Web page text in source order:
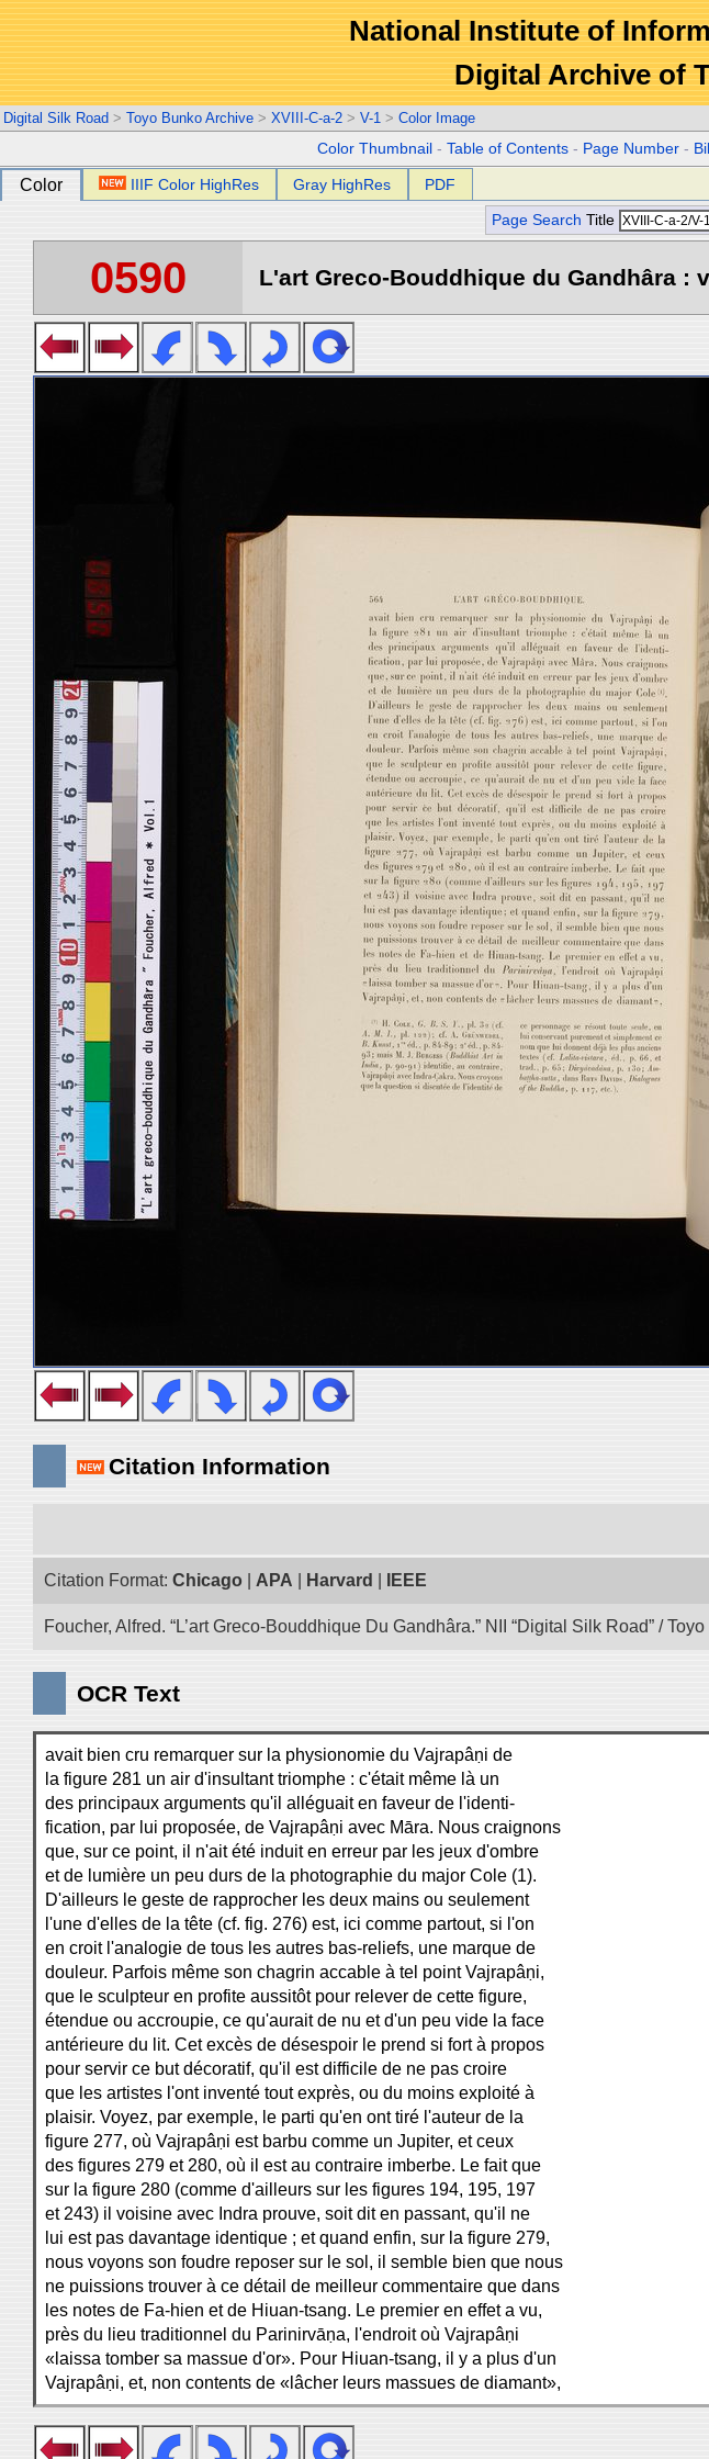
National Institute of
Digital Archive of
Digital Silk Road > Toyo Bunko Archive > XVIII-C-a-2 > V-1 > Color Image
Color Thumbnail -Table of Contents - Page Number -
Color IIIF Color HighRes Gray HighRes PDF
Page Search Title
0590 L'art Greco-Bouddhique du Gandhâra :
Citation Information
Citation Format: Chicago APA Harvard IEEE
Foucher, Alfred. “L’art Greco-Bouddhique Du Gandhâra.” NII “Digital Silk Road” /
OCR Text
avait bien cru remarquer sur la physionomie du Vajrapâṇi de
la figure 281 un air d'insultant triomphe : c'était même là un
des principaux arguments qu'il alléguait en faveur de l'identi-
fication, par lui proposée, de Vajrapâṇi avec Māra. Nous craignons
que, sur ce point, il n'ait été induit en erreur par les jeux d'ombre
et de lumière un peu durs de la photographie du major Cole (1).
D'ailleurs le geste de rapprocher les deux mains ou seulement
l'une d'elles de la tête (cf. fig. 276) est, ici comme partout, si l'on
en croit l'analogie de tous les autres bas-reliefs, une marque de
douleur. Parfois même son chagrin accable à tel point Vajrapâṇi,
que le sculpteur en profite aussitôt pour relever de cette figure,
étendue ou accroupie, ce qu'aurait de nu et d'un peu vide la face
antérieure du lit. Cet excès de désespoir le prend si fort à propos
pour servir ce but décoratif, qu'il est difficile de ne pas croire
que les artistes l'ont inventé tout exprès, ou du moins exploité à
plaisir. Voyez, par exemple, le parti qu'en ont tiré l'auteur de la
figure 277, où Vajrapâṇi est barbu comme un Jupiter, et ceux
des figures 279 et 280, où il est au contraire imberbe. Le fait que
sur la figure 280 (comme d'ailleurs sur les figures 194, 195, 197
et 243) il voisine avec Indra prouve, soit dit en passant, qu'il ne
lui est pas davantage identique ; et quand enfin, sur la figure 279,
nous voyons son foudre reposer sur le sol, il semble bien que nous
ne puissions trouver à ce détail de meilleur commentaire que dans
les notes de Fa-hien et de Hiuan-tsang. Le premier en effet a vu,
près du lieu traditionnel du Parinirvāṇa, l'endroit où Vajrapâṇi
«laissa tomber sa massue d'or». Pour Hiuan-tsang, il y a plus d'un
Vajrapâṇi, et, non contents de «lâcher leurs massues de diamant»,